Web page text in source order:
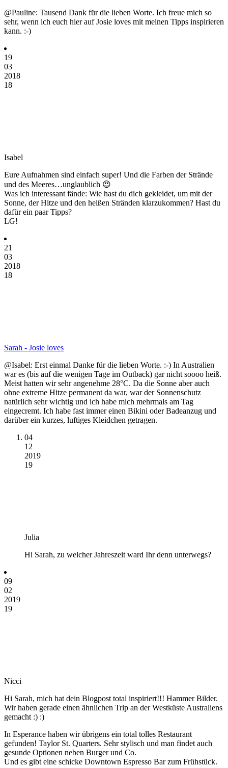
@Pauline: Tausend Dank für die lieben Worte. Ich freue mich so
sehr, wenn ich euch hier auf Josie loves mit meinen Tipps inspirieren
kann. :-)
19
03
2018
18
Isabel
Eure Aufnahmen sind einfach super! Und die Farben der Strände
und des Meeres…unglaublich 😍
Was ich interessant fände: Wie hast du dich gekleidet, um mit der
Sonne, der Hitze und den heißen Stränden klarzukommen? Hast du
dafür ein paar Tipps?
LG!
21
03
2018
18
Sarah - Josie loves
@Isabel: Erst einmal Danke für die lieben Worte. :-) In Australien
war es (bis auf die wenigen Tage im Outback) gar nicht soooo heiß.
Meist hatten wir sehr angenehme 28°C. Da die Sonne aber auch
ohne extreme Hitze permanent da war, war der Sonnenschutz
natürlich sehr wichtig und ich habe mich mehrmals am Tag
eingecremt. Ich habe fast immer einen Bikini oder Badeanzug und
darüber ein kurzes, luftiges Kleidchen getragen.
04
12
2019
19
Julia
Hi Sarah, zu welcher Jahreszeit ward Ihr denn unterwegs?
09
02
2019
19
Nicci
Hi Sarah, mich hat dein Blogpost total inspiriert!!! Hammer Bilder.
Wir haben gerade einen ähnlichen Trip an der Westküste Australiens
gemacht :) :)
In Esperance haben wir übrigens ein total tolles Restaurant
gefunden! Taylor St. Quarters. Sehr stylisch und man findet auch
gesunde Optionen neben Burger und Co.
Und es gibt eine schicke Downtown Espresso Bar zum Frühstück.